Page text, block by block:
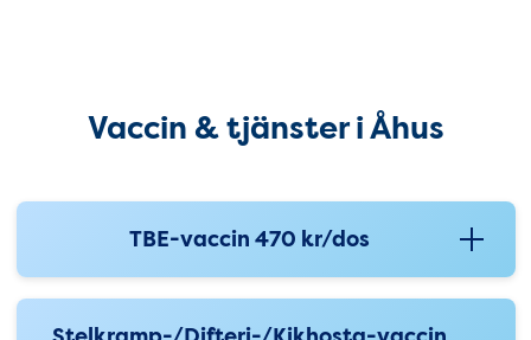
Vaccin & tjänster i Åhus
TBE-vaccin 470 kr/dos